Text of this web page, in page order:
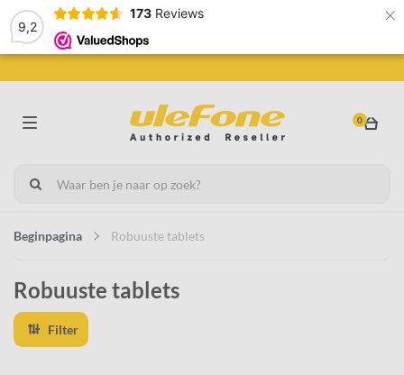
9,2
173 Reviews ×
0
Beginpagina Robuuste tablets
Robuuste tablets
Filter